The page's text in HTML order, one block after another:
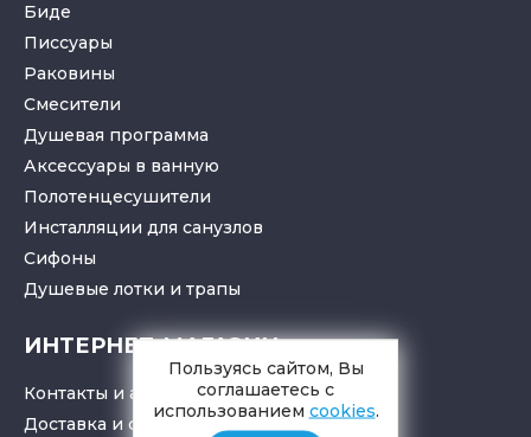
Биде
Писсуары
Раковины
Смесители
Душевая программа
Аксессуары в ванную
Полотенцесушители
Инсталляции для санузлов
Cифоны
Душевые лотки и трапы
ИНТЕРНЕТ-МАГАЗИН
Контакты и адрес
Доставка и самовывоз
Пользуясь сайтом, Вы
соглашаетесь с
использованием cookies.